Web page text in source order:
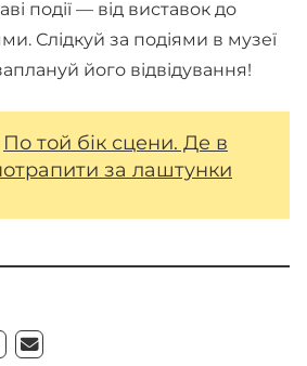
події — від виставок до
Слідкуй за подіями в музеї
його відвідування!
По той бік сцени. Де в
за лаштунки